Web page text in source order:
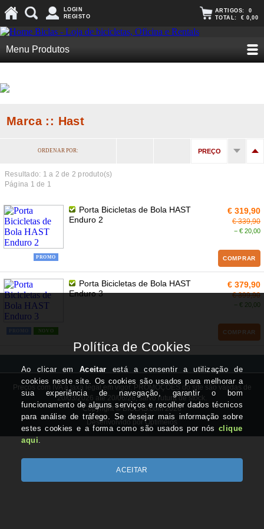
LOGIN
REGISTO
ARTIGOS: 0
TOTAL: € 0,00
Menu Produtos
Marca :: Hast
ORDENAR POR: PREÇO
Resultado: 1 a 2 de 2 produto(s)
Página 1 de 1
PROMO
Porta Bicicletas de Bola HAST
Enduro 2
€ 319,90
€ 339,90
− € 20,00
COMPRAR
NOVO
Porta Bicicletas de Bola HAST
Enduro 3
€ 379,90
€ 399,90
− € 20,00
COMPRAR
Preços com IVA à taxa legal em vigor. PROMOÇÕES do site são válidas de
20/03/2026 até 20/06/26, salvo rutura de stock.
Copyright © BICLAS.com 2026
Desenvolvido por Optimeios